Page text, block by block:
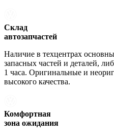
Склад
автозапчастей
Наличие в техцентрах
запасных частей и деталей,
1 часа. Оригинальные и
высокого качества.
Комфортная
зона ожидания